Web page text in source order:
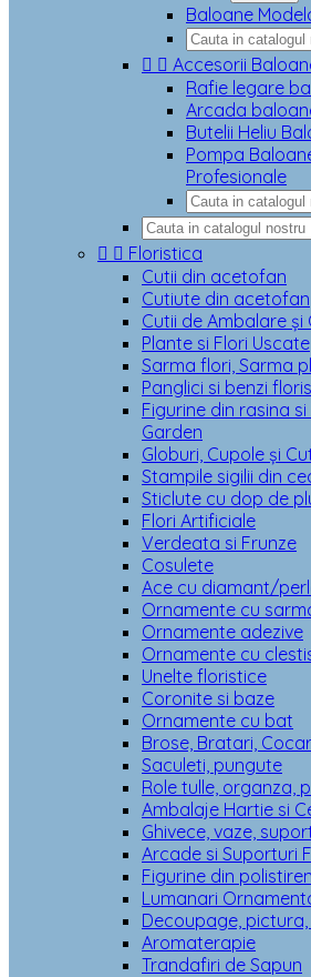
Baloane
  Accesorii
Rafie legare
Arcada
Butelii Heliu
Pompa
Profesionale
  Floristica
Cutii din acetofan
Cutiute din acetofan
Cutii de Ambalare și
Plante si Flori Uscate
Sarma flori, Sarma
Panglici si benzi
Figurine din rasina
Garden
Globuri, Cupole și
Stampile sigilii din
Sticlute cu dop de
Flori Artificiale
Verdeata si Frunze
Cosulete
Ace cu diamant/
Ornamente cu
Ornamente adezive
Ornamente cu
Unelte floristice
Coronite si baze
Ornamente cu bat
Brose, Bratari,
Saculeti, pungute
Role tulle, organza,
Ambalaje Hartie si
Ghivece, vaze,
Arcade si Suporturi
Figurine din polistiren
Lumanari
Decoupage,
Aromaterapie
Trandafiri de Sapun